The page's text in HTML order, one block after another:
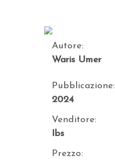
Autore:
Waris Umer
Pubblicazione:
2024
Venditore:
Ibs
Prezzo: